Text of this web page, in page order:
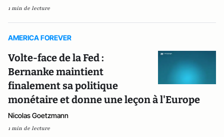
1 min de lecture
AMERICA FOREVER
Volte-face de la Fed :
Bernanke maintient
finalement sa politique
monétaire et donne une leçon à l'Europe
Nicolas Goetzmann
1 min de lecture